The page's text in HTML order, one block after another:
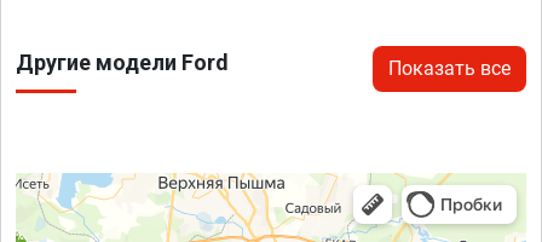
Другие модели Ford Показать все